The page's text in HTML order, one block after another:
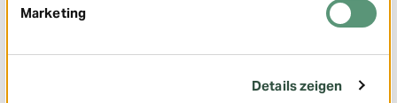
Marketing
Details zeigen
Direkt zum Datenschutz in der ePA
Direkt zur Einwilligung Einrichtung ePA